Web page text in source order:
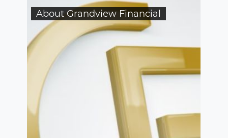
About Grandview Financial